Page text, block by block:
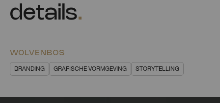
WOLVENBOS
BRANDING GRAFISCHE VORMGEVING STORYTELLING
details.